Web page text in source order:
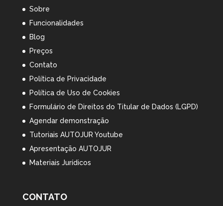
Sobre
Funcionalidades
Blog
Preços
Contato
Política de Privacidade
Política de Uso de Cookies
Formulário de Direitos do Titular de Dados (LGPD)
Agendar demonstração
Tutoriais AUTOJUR Youtube
Apresentação AUTOJUR
Materiais Jurídicos
CONTATO